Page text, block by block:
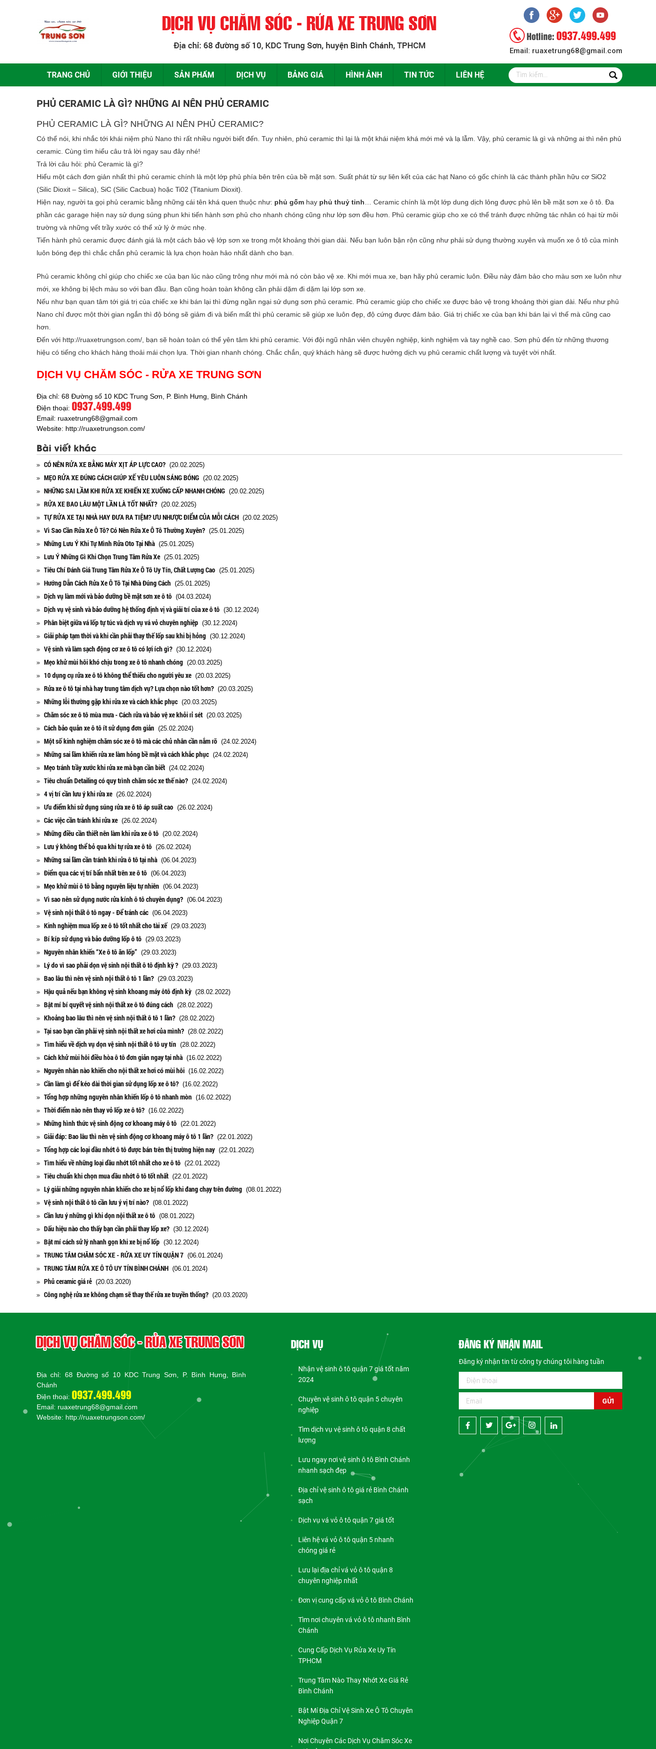
Hotline: 0937.499.499
Email: ruaxetrung68@gmail.com
TRANG CHỦ GIỚI THIỆU SẢN PHẨM DỊCH VỤ BẢNG GIÁ HÌNH ẢNH TIN TỨC LIÊN HỆ
PHỦ CERAMIC LÀ GÌ? NHỮNG AI NÊN PHỦ CERAMIC
PHỦ CERAMIC LÀ GÌ? NHỮNG AI NÊN PHỦ CERAMIC?
Có thể nói, khi nhắc tới khái niệm phủ Nano thì rất nhiều người biết đến. Tuy nhiên, phủ ceramic thì lại là một khái niệm khá mới mẻ và lạ lẫm. Vậy, phủ ceramic là gì và những ai thì nên phủ
ceramic. Cùng tìm hiểu câu trả lời ngay sau đây nhé!
Trả lời câu hỏi: phủ Ceramic là gì?
Hiểu một cách đơn giản nhất thì phủ ceramicchính là một lớp phủ phía bên trên của bề mặt sơn. Suất phát từ sự liên kết của các hạt Nano có gốc chính là các thành phần hữu cơ SiO2
(Silic Dioxit – Silica), SiC (Silic Cacbua) hoặc Ti02 (Titanium Dioxit).
Hiện nay, người ta gọi phủ ceramic bằng những cái tên khá quen thuộc như: phủ gốmhay phủ thuỷ tinh … Ceramic chính là một lớp dung dịch lỏng được phủ lên bề mặt sơn xe ô tô. Đa
phần các garage hiện nay sử dụng súng phun khi tiến hành sơn phủ cho nhanh chóng cũng như lớp sơn đều hơn. Phủ ceramic giúp cho xe có thể tránh được những tác nhân có hại từ môi
trường và những vết trầy xước có thể xử lý ở mức nhẹ.
Tiến hành phủ ceramic được đánh giá là một cách bảo vệ lớp sơn xe trong một khoảng thời gian dài. Nếu bạn luôn bận rộn cũng như phải sử dụng thường xuyên và muốn xe ô tô của mình
luôn bóng đẹp thì chắc chắn phủ ceramic là lựa chọn hoàn hảo nhất dành cho bạn.
Phủ ceramic không chỉ giúp cho chiếc xe của bạn lúc nào cũng trông như mới mà nó còn bảo vệ xe. Khi mới mua xe, bạn hãy phủ ceramic luôn. Điều này đảm bảo cho màu sơn xe luôn như
mới, xe không bị lệch màu so với ban đầu. Bạn cũng hoàn toàn không cần phải dặm đi dặm lại lớp sơn xe.
Nếu như bạn quan tâm tới giá trị của chiếc xe khi bán lại thì đừng ngần ngại sử dụng sơn phủ ceramic. Phủ ceramic giúp cho chiếc xe được bảo vệ trong khoảng thời gian dài. Nếu như phủ
Nano chỉ được một thời gian ngắn thì độ bóng sẽ giảm đi và biến mất thì phủ ceramic sẽ giúp xe luôn đẹp, độ cứng được đảm bảo. Giá trị chiếc xe của bạn khi bán lại vì thế mà cũng cao
hơn.
Đến với http://ruaxetrungson.com/, bạn sẽ hoàn toàn có thể yên tâm khi phủ ceramic. Với đội ngũ nhân viên chuyên nghiệp, kinh nghiệm và tay nghề cao. Sơn phủ đến từ những thương
hiệu có tiếng cho khách hàng thoải mái chọn lựa. Thời gian nhanh chóng. Chắc chắn, quý khách hàng sẽ được hưởng dịch vụ phủ ceramic chất lượng và tuyệt vời nhất.
DỊCH VỤ CHĂM SÓC - RỬA XE TRUNG SƠN
Địa chỉ: 68 Đường số 10 KDC Trung Sơn, P. Bình Hưng, Bình Chánh
Điện thoại: 0937.499.499
Email: ruaxetrung68@gmail.com
Website: http://ruaxetrungson.com/
Bài viết khác
CÓ NÊN RỬA XE BẰNG MÁY XỊT ÁP LỰC CAO?(20.02.2025)
MẸO RỬA XE ĐÚNG CÁCH GIÚP XẾ YÊU LUÔN SÁNG BÓNG(20.02.2025)
NHỮNG SAI LẦM KHI RỬA XE KHIẾN XE XUỐNG CẤP NHANH CHÓNG(20.02.2025)
RỬA XE BAO LÂU MỘT LẦN LÀ TỐT NHẤT?(20.02.2025)
TỰ RỬA XE TẠI NHÀ HAY ĐƯA RA TIỆM? ƯU NHƯỢC ĐIỂM CỦA MỖI CÁCH (20.02.2025)
Vì Sao Cần Rửa Xe Ô Tô? Có Nên Rửa Xe Ô Tô Thường Xuyên?(25.01.2025)
Những Lưu Ý Khi Tự Mình Rửa Oto Tại Nhà(25.01.2025)
Lưu Ý Những Gì Khi Chọn Trung Tâm Rửa Xe(25.01.2025)
Tiêu Chí Đánh Giá Trung Tâm Rửa Xe Ô Tô Uy Tín, Chất Lượng Cao(25.01.2025)
Hướng Dẫn Cách Rửa Xe Ô Tô Tại Nhà Đúng Cách(25.01.2025)
Dịch vụ làm mới và bảo dưỡng bề mặt sơn xe ô tô(04.03.2024)
Dịch vụ vệ sinh và bảo dưỡng hệ thống định vị và giải trí của xe ô tô(30.12.2024)
Phân biệt giữa vá lốp tự túc và dịch vụ vá vỏ chuyên nghiệp(30.12.2024)
Giải pháp tạm thời và khi cần phải thay thế lốp sau khi bị hỏng(30.12.2024)
Vệ sinh và làm sạch động cơ xe ô tô có lợi ích gì?(30.12.2024)
Mẹo khử mùi hôi khó chịu trong xe ô tô nhanh chóng(20.03.2025)
10 dụng cụ rửa xe ô tô không thể thiếu cho người yêu xe(20.03.2025)
Rửa xe ô tô tại nhà hay trung tâm dịch vụ? Lựa chọn nào tốt hơn?(20.03.2025)
Những lỗi thường gặp khi rửa xe và cách khắc phục(20.03.2025)
Chăm sóc xe ô tô mùa mưa - Cách rửa và bảo vệ xe khỏi rỉ sét(20.03.2025)
Cách bảo quản xe ô tô ít sử dụng đơn giản(25.02.2024)
Một số kinh nghiệm chăm sóc xe ô tô mà các chủ nhân cần nắm rõ(24.02.2024)
Những sai lầm khiến rửa xe làm hỏng bề mặt và cách khắc phục(24.02.2024)
Mẹo tránh trầy xước khi rửa xe mà bạn cần biết(24.02.2024)
Tiêu chuẩn Detailing có quy trình chăm sóc xe thế nào?(24.02.2024)
4 vị trí cần lưu ý khi rửa xe(26.02.2024)
Ưu điểm khi sử dụng súng rửa xe ô tô áp suất cao(26.02.2024)
Các việc cần tránh khi rửa xe(26.02.2024)
Những điều cần thiết nên làm khi rửa xe ô tô(20.02.2024)
Lưu ý không thể bỏ qua khi tự rửa xe ô tô(26.02.2024)
Những sai lầm cần tránh khi rửa ô tô tại nhà(06.04.2023)
Điểm qua các vị trí bẩn nhất trên xe ô tô(06.04.2023)
Mẹo khử mùi ô tô bằng nguyên liệu tự nhiên(06.04.2023)
Vì sao nên sử dụng nước rửa kính ô tô chuyên dụng?(06.04.2023)
Vệ sinh nội thất ô tô ngay - Để tránh các(06.04.2023)
Kinh nghiệm mua lốp xe ô tô tốt nhất cho tài xế(29.03.2023)
Bí kíp sử dụng và bảo dưỡng lốp ô tô(29.03.2023)
Nguyên nhân khiến “Xe ô tô ăn lốp”(29.03.2023)
Lý do vì sao phải dọn vệ sinh nội thất ô tô định kỳ ?(29.03.2023)
Bao lâu thì nên vệ sinh nội thất ô tô 1 lần?(29.03.2023)
Hậu quả nếu bạn không vệ sinh khoang máy ôtô định kỳ(28.02.2022)
Bật mí bí quyết vệ sinh nội thất xe ô tô đúng cách(28.02.2022)
Khoảng bao lâu thì nên vệ sinh nội thất ô tô 1 lần?(28.02.2022)
Tại sao bạn cần phải vệ sinh nội thất xe hơi của mình?(28.02.2022)
Tìm hiểu về dịch vụ dọn vệ sinh nội thất ô tô uy tín(28.02.2022)
Cách khử mùi hôi điều hòa ô tô đơn giản ngay tại nhà(16.02.2022)
Nguyên nhân nào khiến cho nội thất xe hơi có mùi hôi(16.02.2022)
Cần làm gì để kéo dài thời gian sử dụng lốp xe ô tô?(16.02.2022)
Tổng hợp những nguyên nhân khiến lốp ô tô nhanh mòn(16.02.2022)
Thời điểm nào nên thay vỏ lốp xe ô tô?(16.02.2022)
Những hình thức vệ sinh động cơ khoang máy ô tô(22.01.2022)
Giải đáp: Bao lâu thì nên vệ sinh động cơ khoang máy ô tô 1 lần?(22.01.2022)
Tổng hợp các loại dầu nhớt ô tô được bán trên thị trường hiện nay(22.01.2022)
Tìm hiểu về những loại dầu nhớt tốt nhất cho xe ô tô(22.01.2022)
Tiêu chuẩn khi chọn mua dầu nhớt ô tô tốt nhất(22.01.2022)
Lý giải những nguyên nhân khiến cho xe bị nổ lốp khi đang chạy trên đường(08.01.2022)
Vệ sinh nội thất ô tô cần lưu ý vị trí nào?(08.01.2022)
Cần lưu ý những gì khi dọn nội thất xe ô tô(08.01.2022)
Dấu hiệu nào cho thấy bạn cần phải thay lốp xe?(30.12.2024)
Bật mí cách sử lý nhanh gọn khi xe bị nổ lốp(30.12.2024)
TRUNG TÂM CHĂM SÓC XE - RỬA XE UY TÍN QUẬN 7(06.01.2024)
TRUNG TÂM RỬA XE Ô TÔ UY TÍN BÌNH CHÁNH (06.01.2024)
Phủ ceramic giá rẻ(20.03.2020)
Công nghệ rửa xe không chạm sẽ thay thế rửa xe truyền thống?(20.03.2020)
DỊCH VỤ CHĂM SÓC - RỬA XE TRUNG SƠN
Địa chỉ: 68 Đường số 10 KDC Trung Sơn, P. Bình Hưng, Bình
Chánh
Điện thoại: 0937.499.499
Email: ruaxetrung68@gmail.com
Website: http://ruaxetrungson.com/
DỊCH VỤ
Nhận vệ sinh ô tô quận 7 giá tốt năm
2024
Chuyên vệ sinh ô tô quận 5 chuyên
nghiệp
Tìm dịch vụ vệ sinh ô tô quận 8 chất
lượng
Lưu ngay nơi vệ sinh ô tô Bình Chánh
nhanh sạch đẹp
Địa chỉ vệ sinh ô tô giá rẻ Bình Chánh
sạch
Dịch vụ vá vỏ ô tô quận 7 giá tốt
Liên hệ vá vỏ ô tô quận 5 nhanh
chóng giá rẻ
Lưu lại địa chỉ vá vỏ ô tô quận 8
chuyên nghiệp nhất
Đơn vị cung cấp vá vỏ ô tô Bình Chánh
Tìm nơi chuyên vá vỏ ô tô nhanh Bình
Chánh
Cung Cấp Dịch Vụ Rửa Xe Uy Tín
TPHCM
Trung Tâm Nào Thay Nhớt Xe Giá Rẻ
Bình Chánh
Bật Mí Địa Chỉ Vệ Sinh Xe Ô Tô Chuyên
Nghiệp Quận 7
Nơi Chuyên Các Dịch Vụ Chăm Sóc Xe
ĐĂNG KÝ NHẬN MAIL
Đăng ký nhận tin từ công ty chúng tôi hàng tuần
GỬI